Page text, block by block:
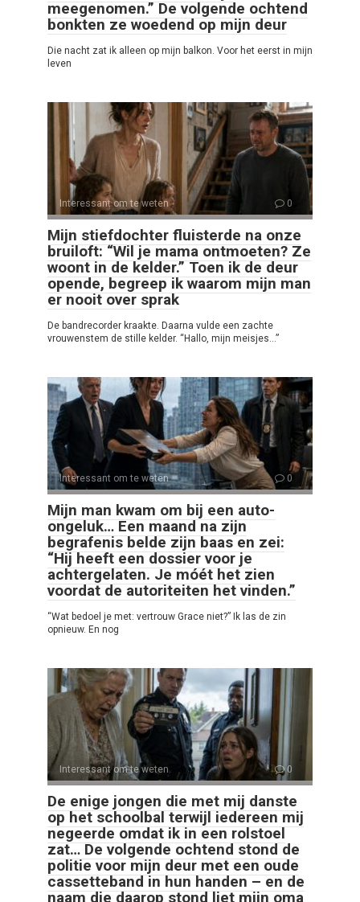
meegenomen.” De volgende ochtend
bonkten ze woedend op mijn deur
Die nacht zat ik alleen op mijn balkon. Voor het eerst in mijn
leven
Interessant om te weten 0
Mijn stiefdochter fluisterde na onze
bruiloft: “Wil je mama ontmoeten? Ze
woont in de kelder.” Toen ik de deur
opende, begreep ik waarom mijn man
er nooit over sprak
De bandrecorder kraakte. Daarna vulde een zachte
vrouwenstem de stille kelder. “Hallo, mijn meisjes…”
Interessant om te weten 0
Mijn man kwam om bij een auto-
ongeluk… Een maand na zijn
begrafenis belde zijn baas en zei:
“Hij heeft een dossier voor je
achtergelaten. Je móét het zien
voordat de autoriteiten het vinden.”
“Wat bedoel je met: vertrouw Grace niet?” Ik las de zin
opnieuw. En nog
Interessant om te weten 0
De enige jongen die met mij danste
op het schoolbal terwijl iedereen mij
negeerde omdat ik in een rolstoel
zat… De volgende ochtend stond de
politie voor mijn deur met een oude
cassetteband in hun handen – en de
naam die daarop stond liet mijn oma